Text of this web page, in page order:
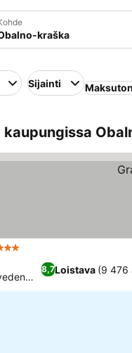
Sijainti
kaupungissa
8,7Loistava (9 476